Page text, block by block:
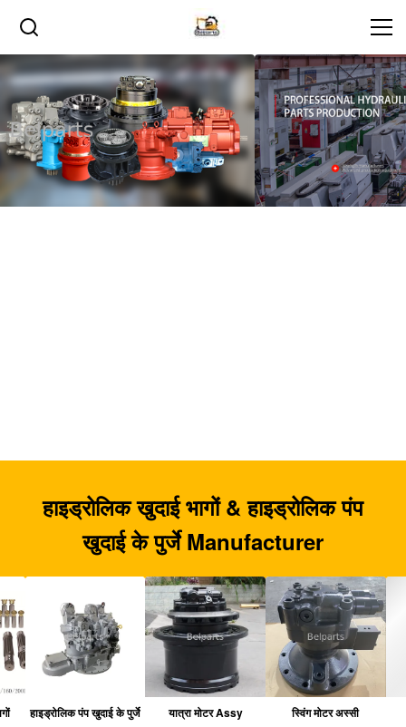
हाइड्रोलिक खुदाई भागों & हाइड्रोलिक पंप
खुदाई के पुर्जे Manufacturer
हाइड्रोलिक पंप खुदाई के पुर्जे
यात्रा मोटर Assy
स्विंग मोटर अस्सी